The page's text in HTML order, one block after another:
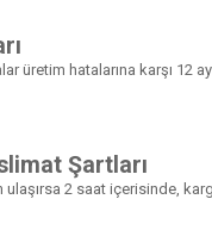
üretim hatalarına karşı 12
Şartları
ulaşırsa 2 saat içerisinde,